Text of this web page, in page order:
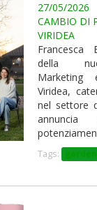
27/05/2026
CAMBIO DI
VIRIDEA
Francesca
della
Marketing
Viridea,
nel settore
annuncia
Tags: